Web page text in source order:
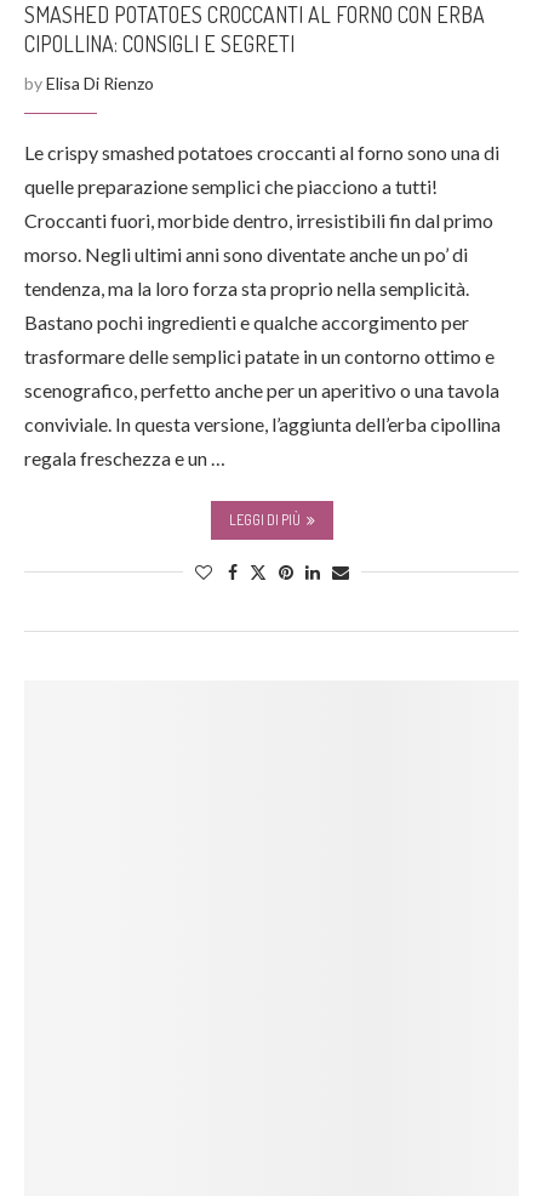
SMASHED POTATOES CROCCANTI AL FORNO CON ERBA
CIPOLLINA: CONSIGLI E SEGRETI
byElisa Di Rienzo
Le crispy smashed potatoes croccanti al forno sono una di
quelle preparazione semplici che piacciono a tutti!
Croccanti fuori, morbide dentro, irresistibili fin dal primo
morso. Negli ultimi anni sono diventate anche un po’ di
tendenza, ma la loro forza sta proprio nella semplicità.
Bastano pochi ingredienti e qualche accorgimento per
trasformare delle semplici patate in un contorno ottimo e
scenografico, perfetto anche per un aperitivo o una tavola
conviviale. In questa versione, l’aggiunta dell’erba cipollina
regala freschezza e un …
LEGGI DI PIÙ